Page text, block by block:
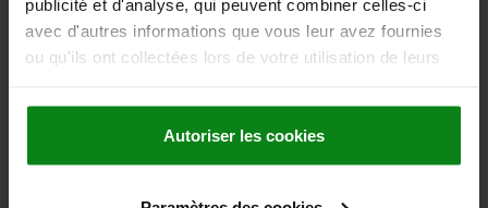
publicité et d'analyse, qui peuvent combiner celles-ci
avec d'autres informations que vous leur avez fournies
ou qu'ils ont collectées lors de votre utilisation de leurs
Autoriser les cookies
LONGUEUR=20
CONVIENT POUR L’ INDICATEUR DE POSITION=21904
hors frais d’envoi